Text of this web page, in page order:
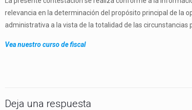
relevancia en la determinación del propósito principal de la
administrativa a la vista de la totalidad de las
Vea nuestro curso de fiscal
Deja una respuesta